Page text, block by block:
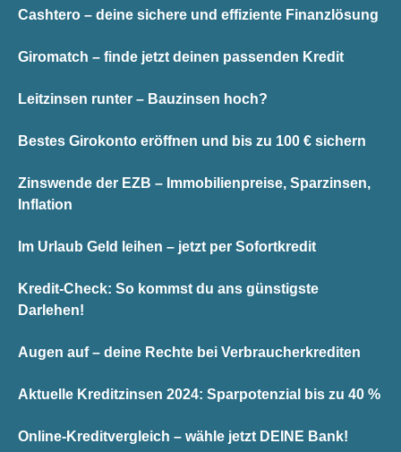
Cashtero – deine sichere und effiziente Finanzlösung
Giromatch – finde jetzt deinen passenden Kredit
Leitzinsen runter – Bauzinsen hoch?
Bestes Girokonto eröffnen und bis zu 100 € sichern
Zinswende der EZB – Immobilienpreise, Sparzinsen,
Inflation
Im Urlaub Geld leihen – jetzt per Sofortkredit
Kredit-Check: So kommst du ans günstigste
Darlehen!
Augen auf – deine Rechte bei Verbraucherkrediten
Aktuelle Kreditzinsen 2024: Sparpotenzial bis zu 40 %
Online-Kreditvergleich – wähle jetzt DEINE Bank!